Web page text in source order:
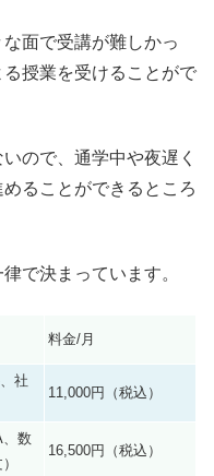
面で受講が難しかっ
授業を受けることがで
ので、通学中や夜遅く
ることができるところ
で決まっています。
料金/月
社
11,000円（税込）
、数
16,500円（税込）